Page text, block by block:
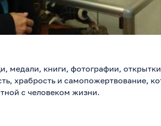
медали, книги, фотографии,
храбрость и самопожертвование,
с человеком жизни.